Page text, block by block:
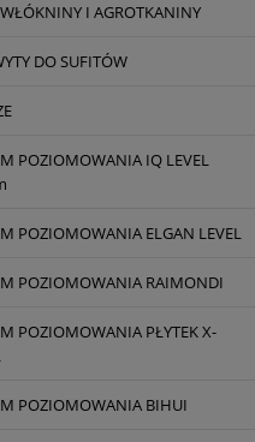
I AGROTKANINY
DO SUFITÓW
POZIOMOWANIA IQ LEVEL
POZIOMOWANIA ELGAN LEVEL
POZIOMOWANIA RAIMONDI
POZIOMOWANIA PŁYTEK X-
POZIOMOWANIA BIHUI